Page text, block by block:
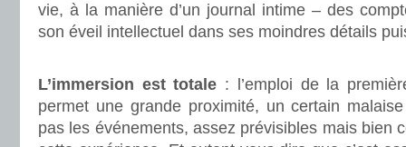
vie, à la manière d’un journal intime – des
son éveil intellectuel dans ses moindres détails
L’immersion est totale : l’emploi de la
permet une grande proximité, un certain malaise
pas les événements, assez prévisibles mais bien